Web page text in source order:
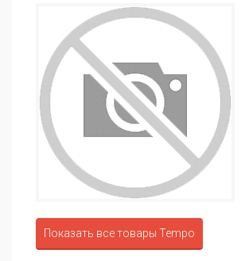
Показать все товары Tempo